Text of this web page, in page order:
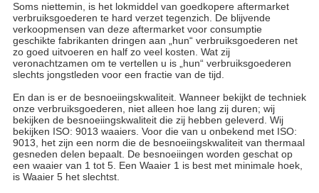
Soms niettemin, is het lokmiddel van goedkopere aftermarket
verbruiksgoederen te hard verzet tegenzich. De blijvende
verkoopmensen van deze aftermarket voor consumptie
geschikte fabrikanten dringen aan „hun“ verbruiksgoederen net
zo goed uitvoeren en half zo veel kosten. Wat zij
veronachtzamen om te vertellen u is „hun“ verbruiksgoederen
slechts jongstleden voor een fractie van de tijd.
En dan is er de besnoeiingskwaliteit. Wanneer bekijkt de techniek
onze verbruiksgoederen, niet alleen hoe lang zij duren; wij
bekijken de besnoeiingskwaliteit die zij hebben geleverd. Wij
bekijken ISO: 9013 waaiers. Voor die van u onbekend met ISO:
9013, het zijn een norm die de besnoeiingskwaliteit van thermaal
gesneden delen bepaalt. De besnoeiingen worden geschat op
een waaier van 1 tot 5. Een Waaier 1 is best met minimale hoek,
is Waaier 5 het slechtst.